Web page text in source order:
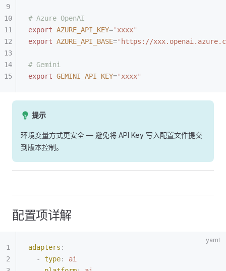
# Azure OpenAI
export AZURE_API_KEY="xxxx"
export AZURE_API_BASE=" https://
# Gemini
export GEMINI_API_KEY="xxxx"
提示
环境变量方式更安全 — 避免将 API Key 写入配置文件提交
到版本控制。
配置项详解
adapters :
  -
type:
ai